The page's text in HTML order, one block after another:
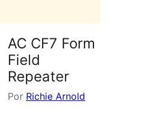
AC CF7 Form
Field
Repeater
Por Richie Arnold